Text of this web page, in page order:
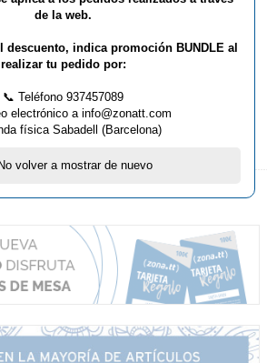
flip de revés, dos ejercicios con
parte y una competición para acabar en la
sprints combinados con trabajo mental y
de la web.
descuento, indica promoción BUNDLE al
realizar tu pedido por:
📞 Teléfono 937457089
electrónico a info@zonatt.com
física Sabadell (Barcelona)
volver a mostrar de nuevo